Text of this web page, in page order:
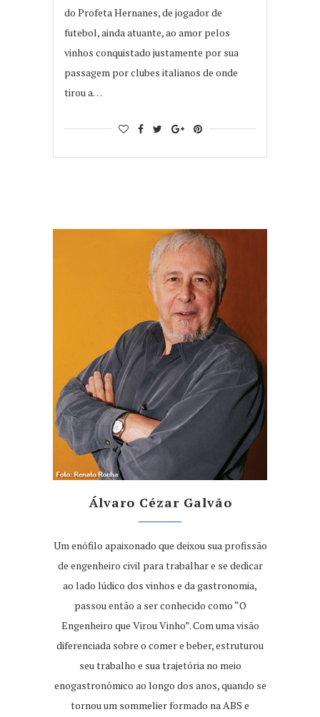
do Profeta Hernanes, de jogador de
futebol, ainda atuante, ao amor pelos
vinhos conquistado justamente por sua
passagem por clubes italianos de onde
tirou a…
Álvaro Cézar Galvão
Um enófilo apaixonado que deixou sua profissão
de engenheiro civil para trabalhar e se dedicar
ao lado lúdico dos vinhos e da gastronomia,
passou então a ser conhecido como “O
Engenheiro que Virou Vinho”. Com uma visão
diferenciada sobre o comer e beber, estruturou
seu trabalho e sua trajetória no meio
enogastronômico ao longo dos anos, quando se
tornou um sommelier formado na ABS e